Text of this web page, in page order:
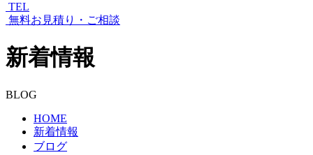
TEL
無料お見積り・ご相談
新着情報
BLOG
HOME
新着情報
ブログ